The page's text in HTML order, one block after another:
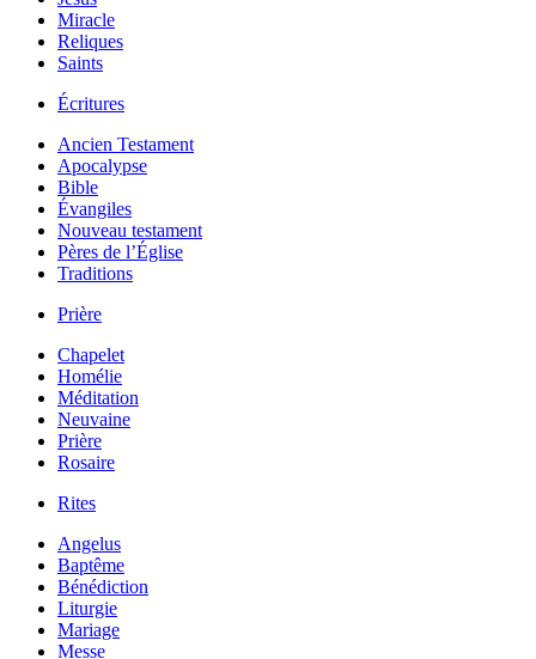
Miracle
Reliques
Saints
Écritures
Ancien Testament
Apocalypse
Bible
Évangiles
Nouveau testament
Pères de l’Église
Traditions
Prière
Chapelet
Homélie
Méditation
Neuvaine
Prière
Rosaire
Rites
Angelus
Baptême
Bénédiction
Liturgie
Mariage
Messe